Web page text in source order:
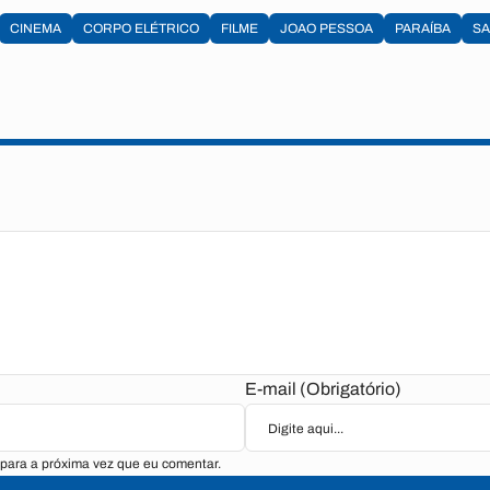
CINEMA CORPO ELÉTRICO FILME JOAO PESSOA PARAÍBA
E-mail (Obrigatório)
a próxima vez que eu comentar.